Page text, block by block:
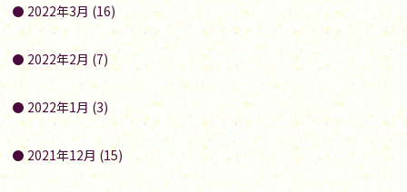
2022年3月 (16)
2022年2月 (7)
2022年1月 (3)
2021年12月 (15)